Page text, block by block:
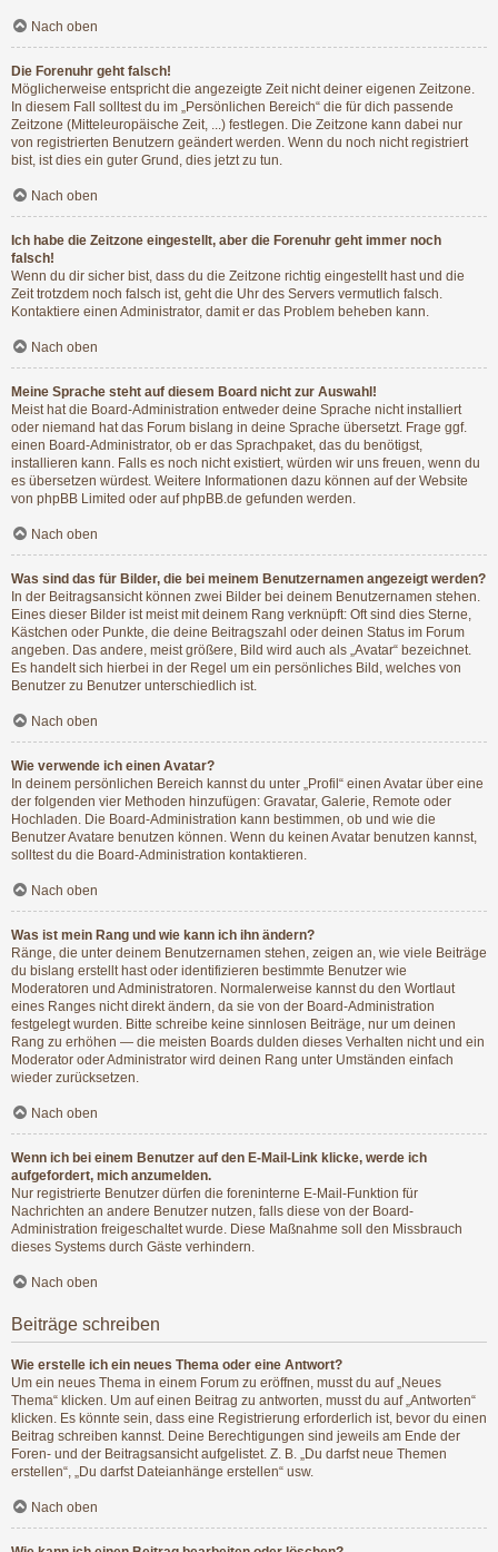
Nach oben
Die Forenuhr geht falsch!
Möglicherweise entspricht die angezeigte Zeit nicht deiner eigenen Zeitzone.
In diesem Fall solltest du im „Persönlichen Bereich“ die für dich passende
Zeitzone (Mitteleuropäische Zeit, ...) festlegen. Die Zeitzone kann dabei nur
von registrierten Benutzern geändert werden. Wenn du noch nicht registriert
bist, ist dies ein guter Grund, dies jetzt zu tun.
Nach oben
Ich habe die Zeitzone eingestellt, aber die Forenuhr geht immer noch
falsch!
Wenn du dir sicher bist, dass du die Zeitzone richtig eingestellt hast und die
Zeit trotzdem noch falsch ist, geht die Uhr des Servers vermutlich falsch.
Kontaktiere einen Administrator, damit er das Problem beheben kann.
Nach oben
Meine Sprache steht auf diesem Board nicht zur Auswahl!
Meist hat die Board-Administration entweder deine Sprache nicht installiert
oder niemand hat das Forum bislang in deine Sprache übersetzt. Frage ggf.
einen Board-Administrator, ob er das Sprachpaket, das du benötigst,
installieren kann. Falls es noch nicht existiert, würden wir uns freuen, wenn du
es übersetzen würdest. Weitere Informationen dazu können auf der Website
von phpBB Limited oder aufphpBB.de gefunden werden.
Nach oben
Was sind das für Bilder, die bei meinem Benutzernamen angezeigt werden?
In der Beitragsansicht können zwei Bilder bei deinem Benutzernamen stehen.
Eines dieser Bilder ist meist mit deinem Rang verknüpft: Oft sind dies Sterne,
Kästchen oder Punkte, die deine Beitragszahl oder deinen Status im Forum
angeben. Das andere, meist größere, Bild wird auch als „Avatar“ bezeichnet.
Es handelt sich hierbei in der Regel um ein persönliches Bild, welches von
Benutzer zu Benutzer unterschiedlich ist.
Nach oben
Wie verwende ich einen Avatar?
In deinem persönlichen Bereich kannst du unter „Profil“ einen Avatar über eine
der folgenden vier Methoden hinzufügen: Gravatar, Galerie, Remote oder
Hochladen. Die Board-Administration kann bestimmen, ob und wie die
Benutzer Avatare benutzen können. Wenn du keinen Avatar benutzen kannst,
solltest du die Board-Administration kontaktieren.
Nach oben
Was ist mein Rang und wie kann ich ihn ändern?
Ränge, die unter deinem Benutzernamen stehen, zeigen an, wie viele Beiträge
du bislang erstellt hast oder identifizieren bestimmte Benutzer wie
Moderatoren und Administratoren. Normalerweise kannst du den Wortlaut
eines Ranges nicht direkt ändern, da sie von der Board-Administration
festgelegt wurden. Bitte schreibe keine sinnlosen Beiträge, nur um deinen
Rang zu erhöhen — die meisten Boards dulden dieses Verhalten nicht und ein
Moderator oder Administrator wird deinen Rang unter Umständen einfach
wieder zurücksetzen.
Nach oben
Wenn ich bei einem Benutzer auf den E-Mail-Link klicke, werde ich
aufgefordert, mich anzumelden.
Nur registrierte Benutzer dürfen die foreninterne E-Mail-Funktion für
Nachrichten an andere Benutzer nutzen, falls diese von der Board-
Administration freigeschaltet wurde. Diese Maßnahme soll den Missbrauch
dieses Systems durch Gäste verhindern.
Nach oben
Beiträge schreiben
Wie erstelle ich ein neues Thema oder eine Antwort?
Um ein neues Thema in einem Forum zu eröffnen, musst du auf „Neues
Thema“ klicken. Um auf einen Beitrag zu antworten, musst du auf „Antworten“
klicken. Es könnte sein, dass eine Registrierung erforderlich ist, bevor du einen
Beitrag schreiben kannst. Deine Berechtigungen sind jeweils am Ende der
Foren- und der Beitragsansicht aufgelistet. Z. B. „Du darfst neue Themen
erstellen“, „Du darfst Dateianhänge erstellen“ usw.
Nach oben